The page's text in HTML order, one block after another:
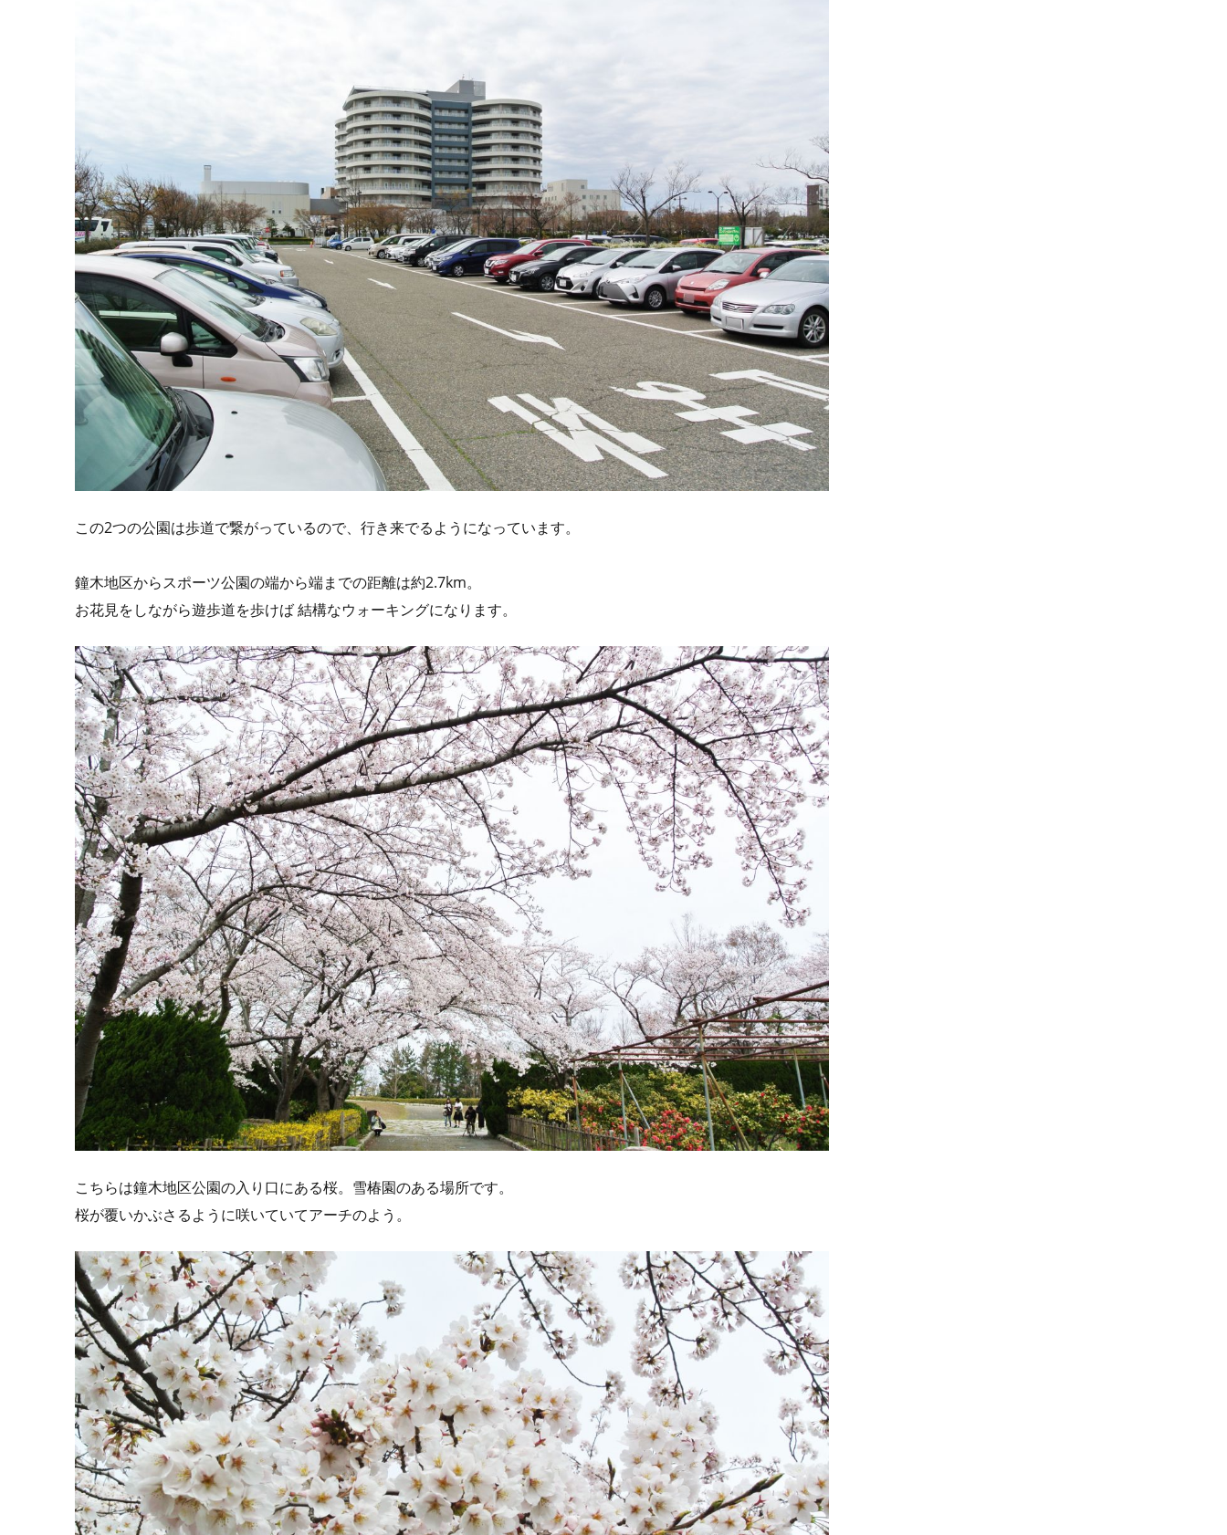
この2つの公園は歩道で繋がっているので、行き来でるようになっています。
鐘木地区からスポーツ公園の端から端までの距離は約2.7km。
お花見をしながら遊歩道を歩けば 結構なウォーキングになります。
こちらは鐘木地区公園の入り口にある桜。雪椿園のある場所です。
桜が覆いかぶさるように咲いていてアーチのよう。